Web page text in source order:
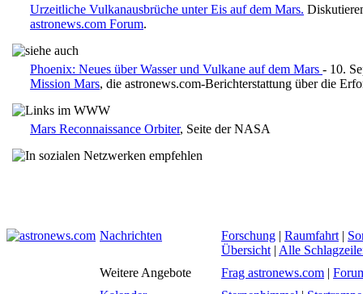
Urzeitliche Vulkanausbrüche unter Eis auf dem Mars.
astronews.com Forum.
Phoenix: Neues über Wasser und Vulkane auf dem Mars - 10.
Mission Mars, die astronews.com-Berichterstattung über die
Mars Reconnaissance Orbiter, Seite der NASA
Nachrichten Forschung | Raumfahrt |
Übersicht | Alle
Weitere Angebote
Frag astronews.com |